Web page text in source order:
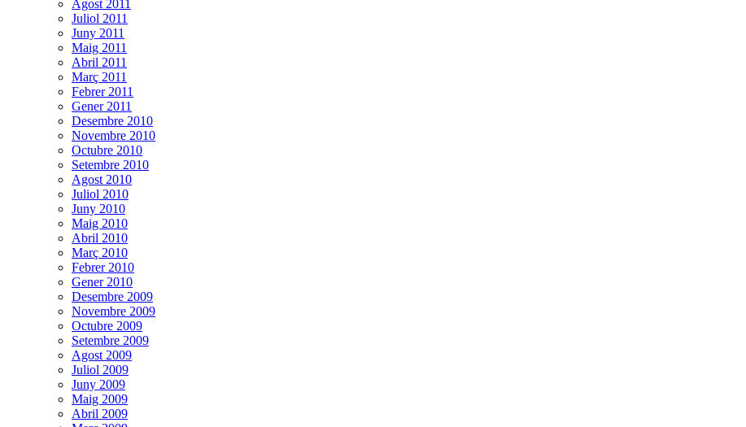
Agost 2011
Juliol 2011
Juny 2011
Maig 2011
Abril 2011
Març 2011
Febrer 2011
Gener 2011
Desembre 2010
Novembre 2010
Octubre 2010
Setembre 2010
Agost 2010
Juliol 2010
Juny 2010
Maig 2010
Abril 2010
Març 2010
Febrer 2010
Gener 2010
Desembre 2009
Novembre 2009
Octubre 2009
Setembre 2009
Agost 2009
Juliol 2009
Juny 2009
Maig 2009
Abril 2009